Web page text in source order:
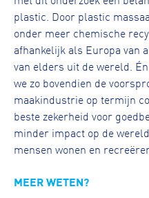
plastic. Door plastic
onder meer chemische
afhankelijk als Europa van
van elders uit de wereld.
we zo bovendien de
maakindustrie op termijn
beste zekerheid voor
minder impact op de
mensen wonen en
MEER WETEN?